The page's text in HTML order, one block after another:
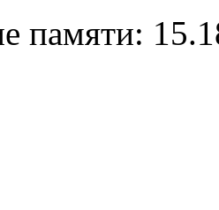
памяти: